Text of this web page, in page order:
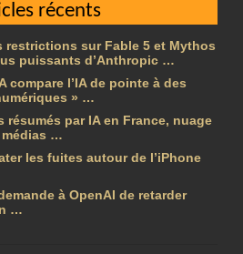
récents
restrictions sur Fable 5 et Mythos
puissants d’Anthropic …
compare l’IA de pointe à des
» …
résumés par IA en France, nuage
médias …
les fuites autour de l’iPhone
à OpenAI de retarder
…